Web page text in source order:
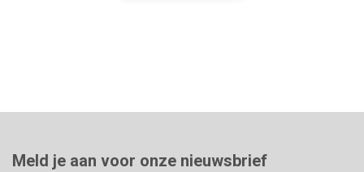
Meld je aan voor onze nieuwsbrief